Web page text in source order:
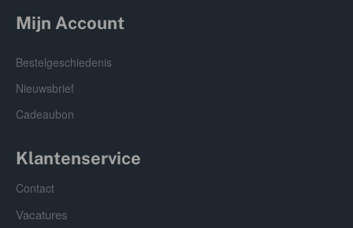
Mijn Account
Bestelgeschiedenis
Nieuwsbrief
Cadeaubon
Klantenservice
Contact
Vacatures